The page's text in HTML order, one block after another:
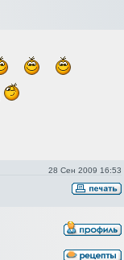
28 Сен 2009 16:53